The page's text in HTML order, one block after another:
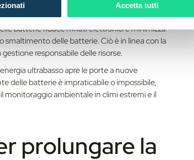
Accetta tutti
batterie riduce i rifiuti elettronici e minimizza
smaltimento delle batterie. Ciò è in linea con la
responsabile delle risorse.
ultrabasso apre le porte a nuove
delle batterie è impraticabile o impossibile,
monitoraggio ambientale in climi estremi e il
prolungare la